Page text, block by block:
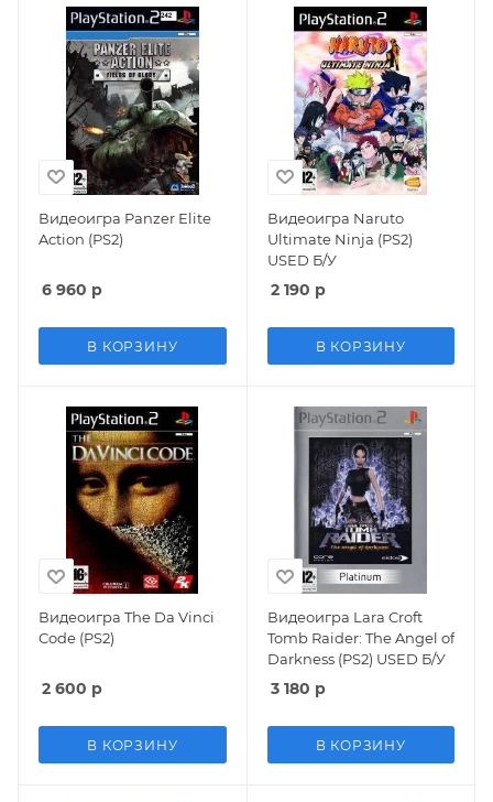
Видеоигра Panzer Elite
Action (PS2)
6 960 р
В КОРЗИНУ
Видеоигра Naruto
Ultimate Ninja (PS2)
USED Б/У
2 190 р
В КОРЗИНУ
Видеоигра The Da Vinci
Code (PS2)
2 600 р
В КОРЗИНУ
Видеоигра Lara Croft
Tomb Raider: The Angel of
Darkness (PS2) USED Б/У
3 180 р
В КОРЗИНУ